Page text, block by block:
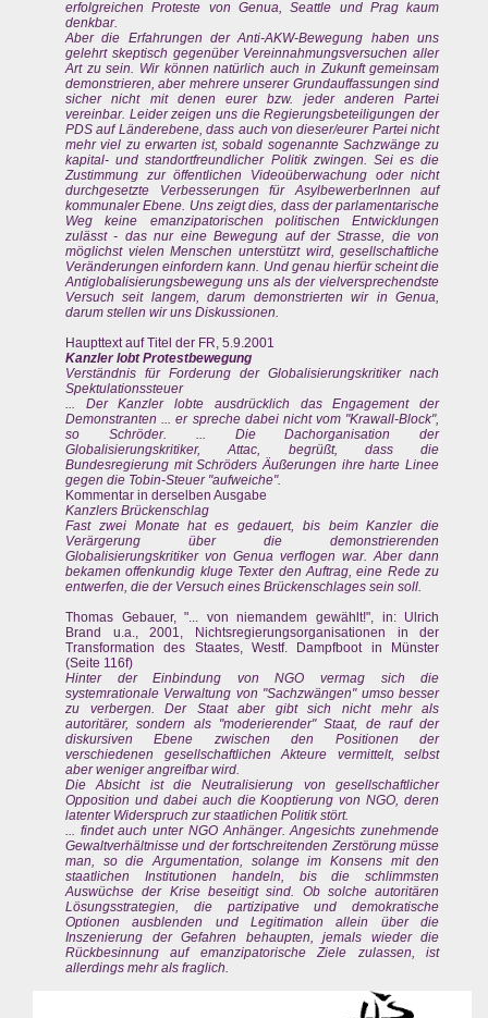
erfolgreichen Proteste von Genua, Seattle und Prag kaum
denkbar.
Aber die Erfahrungen der Anti-AKW-Bewegung haben uns
gelehrt skeptisch gegenüber Vereinnahmungsversuchen aller
Art zu sein. Wir können natürlich auch in Zukunft gemeinsam
demonstrieren, aber mehrere unserer Grundauffassungen sind
sicher nicht mit denen eurer bzw. jeder anderen Partei
vereinbar. Leider zeigen uns die Regierungsbeteiligungen der
PDS auf Länderebene, dass auch von dieser/eurer Partei nicht
mehr viel zu erwarten ist, sobald sogenannte Sachzwänge zu
kapital- und standortfreundlicher Politik zwingen. Sei es die
Zustimmung zur öffentlichen Videoüberwachung oder nicht
durchgesetzte Verbesserungen für AsylbewerberInnen auf
kommunaler Ebene. Uns zeigt dies, dass der parlamentarische
Weg keine emanzipatorischen politischen Entwicklungen
zulässt - das nur eine Bewegung auf der Strasse, die von
möglichst vielen Menschen unterstützt wird, gesellschaftliche
Veränderungen einfordern kann. Und genau hierfür scheint die
Antiglobalisierungsbewegung uns als der vielversprechendste
Versuch seit langem, darum demonstrierten wir in Genua,
darum stellen wir uns Diskussionen.
Haupttext auf Titel der FR, 5.9.2001
Kanzler lobt Protestbewegung
Verständnis für Forderung der Globalisierungskritiker nach
Spektulationssteuer
... Der Kanzler lobte ausdrücklich das Engagement der
Demonstranten ... er spreche dabei nicht vom "Krawall-Block",
so Schröder. ... Die Dachorganisation der
Globalisierungskritiker, Attac, begrüßt, dass die
Bundesregierung mit Schröders Äußerungen ihre harte Linee
gegen die Tobin-Steuer "aufweiche".
Kommentar in derselben Ausgabe
Kanzlers Brückenschlag
Fast zwei Monate hat es gedauert, bis beim Kanzler die
Verärgerung über die demonstrierenden
Globalisierungskritiker von Genua verflogen war. Aber dann
bekamen offenkundig kluge Texter den Auftrag, eine Rede zu
entwerfen, die der Versuch eines Brückenschlages sein soll.
Thomas Gebauer, "... von niemandem gewählt!", in: Ulrich
Brand u.a., 2001, Nichtsregierungsorganisationen in der
Transformation des Staates, Westf. Dampfboot in Münster
(Seite 116f)
Hinter der Einbindung von NGO vermag sich die
systemrationale Verwaltung von "Sachzwängen" umso besser
zu verbergen. Der Staat aber gibt sich nicht mehr als
autoritärer, sondern als "moderierender" Staat, de rauf der
diskursiven Ebene zwischen den Positionen der
verschiedenen gesellschaftlichen Akteure vermittelt, selbst
aber weniger angreifbar wird.
Die Absicht ist die Neutralisierung von gesellschaftlicher
Opposition und dabei auch die Kooptierung von NGO, deren
latenter Widerspruch zur staatlichen Politik stört.
... findet auch unter NGO Anhänger. Angesichts zunehmende
Gewaltverhältnisse und der fortschreitenden Zerstörung müsse
man, so die Argumentation, solange im Konsens mit den
staatlichen Institutionen handeln, bis die schlimmsten
Auswüchse der Krise beseitigt sind. Ob solche autoritären
Lösungsstrategien, die partizipative und demokratische
Optionen ausblenden und Legitimation allein über die
Inszenierung der Gefahren behaupten, jemals wieder die
Rückbesinnung auf emanzipatorische Ziele zulassen, ist
allerdings mehr als fraglich.